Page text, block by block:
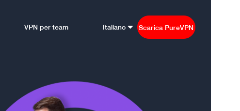
VPN per team Italiano Scarica PureVPN